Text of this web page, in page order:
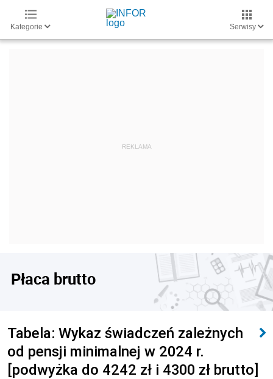
Kategorie Serwisy
Płaca brutto
Tabela: Wykaz świadczeń zależnych
od pensji minimalnej w 2024 r.
[podwyżka do 4242 zł i 4300 zł brutto]